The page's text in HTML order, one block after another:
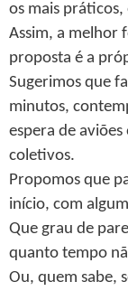
os mais práticos,
Assim, a melhor
proposta é a
Sugerimos que
minutos,
espera de
coletivos.
Propomos que
início, com
Que grau de
quanto tempo
Ou, quem sabe,